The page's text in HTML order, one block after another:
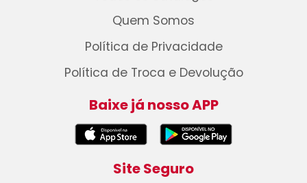
Quem Somos
Política de Privacidade
Política de Troca e Devolução
Baixe já nosso APP
Site Seguro